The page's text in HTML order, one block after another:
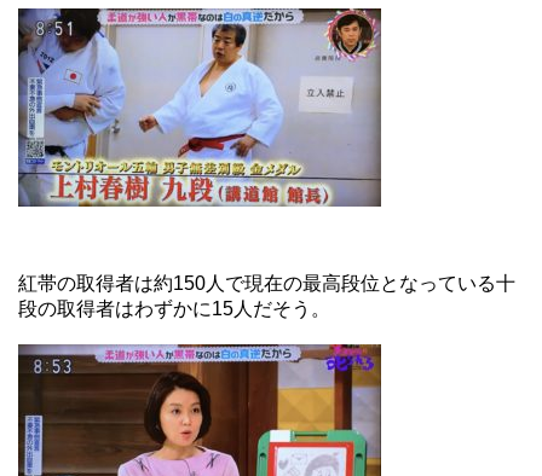
紅帯の取得者は約150人で現在の最高段位となっている十
段の取得者はわずかに15人だそう。